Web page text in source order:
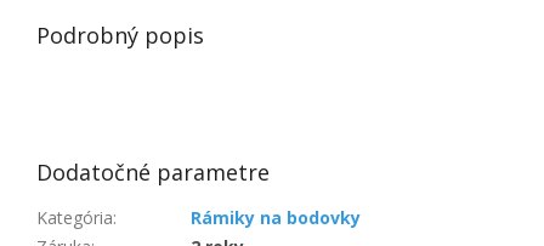
Podrobný popis
Dodatočné parametre
Kategória:
Rámiky na bodovky